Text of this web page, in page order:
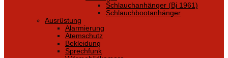
Schlauchanhänger (Bj 1961)
Schlauchbootanhänger
Ausrüstung
Alarmierung
Atemschutz
Bekleidung
Sprechfunk